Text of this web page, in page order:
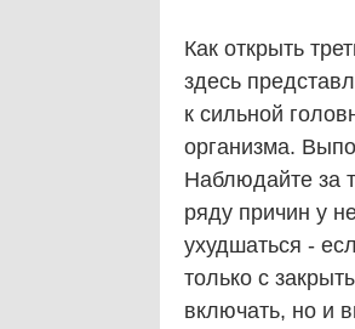
Как открыть
здесь
к сильной
организма.
Наблюдайте за
ряду причин у
ухудшаться -
только с
включать, но и